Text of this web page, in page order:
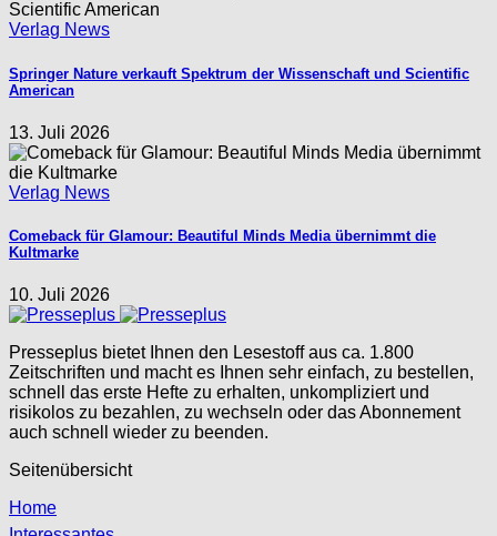
Verlag News
Springer Nature verkauft Spektrum der Wissenschaft und Scientific
American
13. Juli 2026
Verlag News
Comeback für Glamour: Beautiful Minds Media übernimmt die
Kultmarke
10. Juli 2026
Presseplus bietet Ihnen den Lesestoff aus ca. 1.800
Zeitschriften und macht es Ihnen sehr einfach, zu bestellen,
schnell das erste Hefte zu erhalten, unkompliziert und
risikolos zu bezahlen, zu wechseln oder das Abonnement
auch schnell wieder zu beenden.
Seitenübersicht
Home